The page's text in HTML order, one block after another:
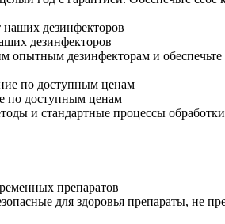
дезинфекторов
опытным дезинфекторам и
по доступным ценам
и стандартные процессы
препаратов
для здоровья препараты, не